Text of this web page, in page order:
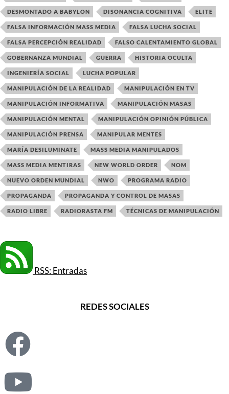
DESMONTADO A BABYLON DISONANCIA COGNITIVA ELITE
FALSA INFORMACIÓN MASS MEDIA FALSA LUCHA SOCIAL
FALSA PERCEPCIÓN REALIDAD FALSO CALENTAMIENTO GLOBAL
GOBERNANZA MUNDIAL GUERRA HISTORIA OCULTA
INGENIERÍA SOCIAL LUCHA POPULAR
MANIPULACIÓN DE LA REALIDAD MANIPULACIÓN EN TV
MANIPULACIÓN INFORMATIVA MANIPULACIÓN MASAS
MANIPULACIÓN MENTAL MANIPULACIÓN OPINIÓN PÚBLICA
MANIPULACIÓN PRENSA MANIPULAR MENTES
MARÍA DESILUMINATE MASS MEDIA MANIPULADOS
MASS MEDIA MENTIRAS NEW WORLD ORDER NOM
NUEVO ORDEN MUNDIAL NWO PROGRAMA RADIO
PROPAGANDA PROPAGANDA Y CONTROL DE MASAS
RADIO LIBRE RADIORASTA FM TÉCNICAS DE MANIPULACIÓN
RSS: Entradas
REDES SOCIALES